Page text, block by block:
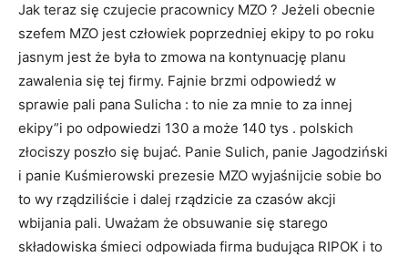
Jak teraz się czujecie pracownicy MZO ? Jeżeli obecnie
szefem MZO jest człowiek poprzedniej ekipy to po roku
jasnym jest że była to zmowa na kontynuację planu
zawalenia się tej firmy. Fajnie brzmi odpowiedź w
sprawie pali pana Sulicha : to nie za mnie to za innej
ekipy”i po odpowiedzi 130 a może 140 tys . polskich
złociszy poszło się bujać. Panie Sulich, panie Jagodziński
i panie Kuśmierowski prezesie MZO wyjaśnijcie sobie bo
to wy rządziliście i dalej rządzicie za czasów akcji
wbijania pali. Uważam że obsuwanie się starego
składowiska śmieci odpowiada firma budująca RIPOK i to